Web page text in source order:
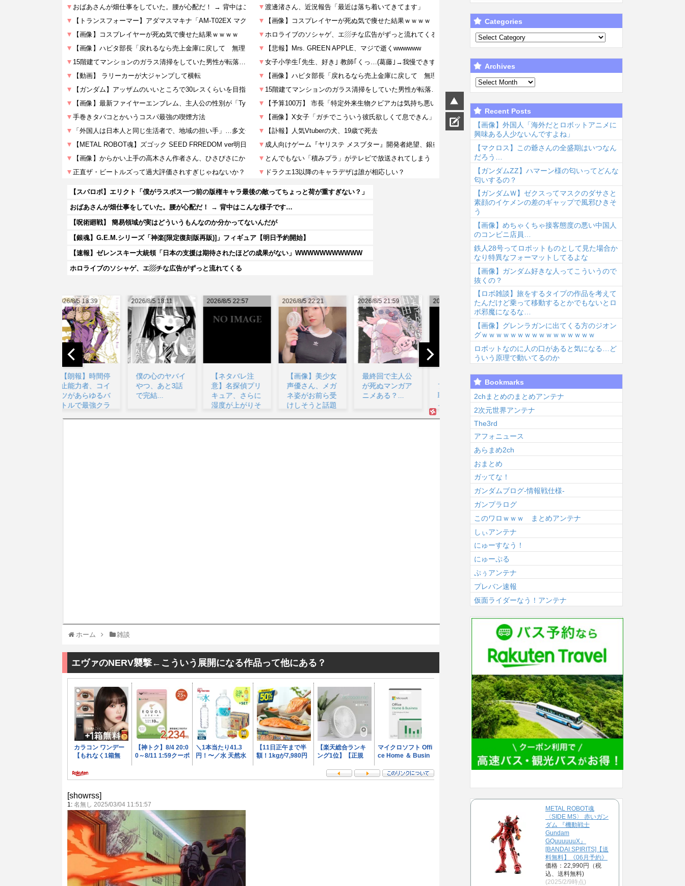
【スパロボ】エリクト「僕がラスボス一つ前の版権キャラ最後の敵ってちょっと荷が重すぎない？」
おばあさんが畑仕事をしていた。腰が心配だ！ → 背中はこんな様子です…
【呪術廻戦】 簡易領域が実はどういうもんなのか分かってないんだが
【銀魂】G.E.M.シリーズ「神楽[限定復刻版再販)]」フィギュア【明日予約開始】
【速報】ゼレンスキー大統領「日本の支援は期待されたほどの成果がない」WWWWWWWWWWW
ホロライブのソシャゲ、エ▨チな広告がずっと流れてくる
2026/8/5 22:57
【ネタバレ注
意】名探偵プリ
キュア、さらに
2026/8/5 22:21
【画像】美少女
声優さん、メガ
ネ姿がお前ら受
けしそうと話題
2026/8/5 21:59
最終回で主人公
が死ぬマンガア
ニメある？...
2026/8/5 21:16
【ラブライ
ブ！】【画像】
恥ずかしがるメ
2026/8/5 20:17
【聖戦士ダンバ
イン】何がダメ
だったのか...
2026/8/5 20:14
【ラブライ
ポニテの矢澤に
こちゃんあり？
なし？...
2026/8/5 19:13
『少女革命ウテ
人”の家がモデ
ルだ...
2026/8/5 18:11
僕の心のヤバイ
やつ、あと3話
で完結...
ホーム 雑談
エヴァのNERV襲撃←こういう展開になる作品って他にある？
[showrss]
1: 名無し 2025/03/04 11:51:57
Categories
Archives
Recent Posts
【画像】外国人「海外だとロボットアニメに
興味ある人少ないんですよね」
【マクロス】この爺さんの全盛期はいつなん
だろう…
【ガンダムΖΖ】ハマーン様の匂いってどんな
匂いするの？
【ガンダムＷ】ゼクスってマスクのダサさと
素顔のイケメンの差のギャップで風邪ひきそ
う
【画像】めちゃくちゃ接客態度の悪い中国人
のコンビニ店員…
鉄人28号ってロボットものとして見た場合か
なり特異なフォーマットしてるよな
【画像】ガンダム好きな人ってこういうので
抜くの？
【ロボ雑談】旅をするタイプの作品を考えて
たんだけど乗って移動するとかでもないとロ
ボ邪魔になるな…
【画像】グレンラガンに出てくる方のジオン
グｗｗｗｗｗｗｗｗｗｗｗｗｗｗｗｗ
ロボットなのに人の口があると気になる…ど
ういう原理で動いてるのか
Bookmarks
2chまとめのまとめアンテナ
2次元世界アンテナ
The3rd
アフォニュース
あらまめ2ch
おまとめ
ガッてな！
ガンダムブログ-情報戦仕様-
ガンプラログ
このワロｗｗｗ まとめアンテナ
しぃアンテナ
にゅーすなう！
にゅーぷる
ぷぅアンテナ
プレバン速報
仮面ライダーなう！アンテナ
METAL ROBOT魂
〈SIDE MS〉 赤いガン
ダム 『機動戦士
Gundam
GQuuuuuuX』
[BANDAI SPIRITS]【送
料無料】《06月予約》
価格：22,990円（税
込、送料無料)
(2025/2/9時点)